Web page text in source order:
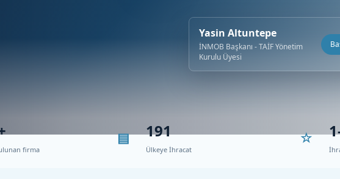
Yasin Altuntepe
İNMOB Başkanı - TAİF Yönetim
Kurulu Üyesi
firma
191
Ülkeye İhracat